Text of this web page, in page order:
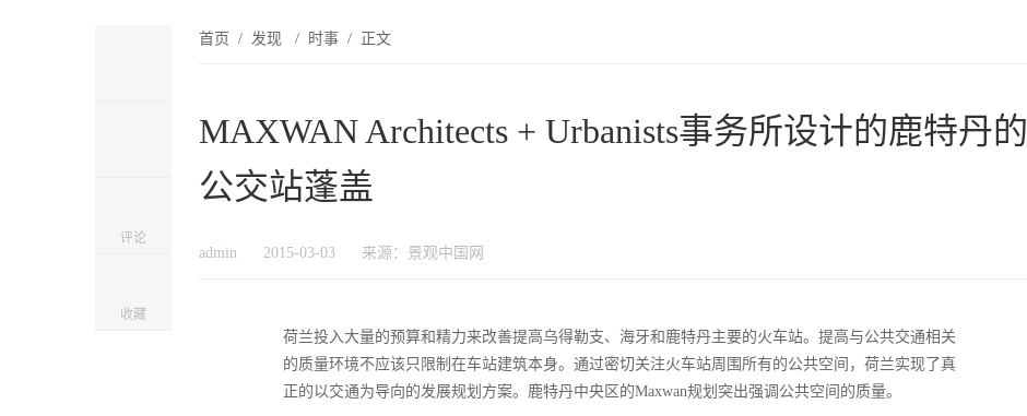
评论
收藏
首页 /发现 / 时事 / 正文
MAXWAN Architects + Urbanists事务所设计的鹿特丹的
公交站蓬盖
admin 2015-03-03 来源：景观中国网
荷兰投入大量的预算和精力来改善提高乌得勒支、海牙和鹿特丹主要的火车站。提高与公共交通相关
的质量环境不应该只限制在车站建筑本身。通过密切关注火车站周围所有的公共空间，荷兰实现了真
正的以交通为导向的发展规划方案。鹿特丹中央区的Maxwan规划突出强调公共空间的质量。